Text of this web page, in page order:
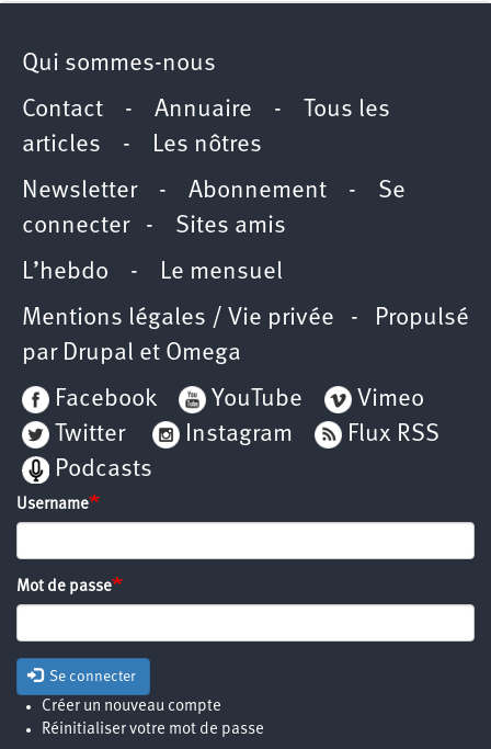
Qui sommes-nous
Contact - Annuaire -
Tous les
articles - Les nôtres
Newsletter- Abonnement - Se
connecter- Sites amis
L’hebdo - Le mensuel
Mentions légales / Vie privée - Propulsé
par Drupal et Omega
Facebook
YouTube
Vimeo
Twitter
Instagram
Flux RSS
Podcasts
Username
Mot de passe
Se connecter
Créer un nouveau compte
Réinitialiser votre mot de passe